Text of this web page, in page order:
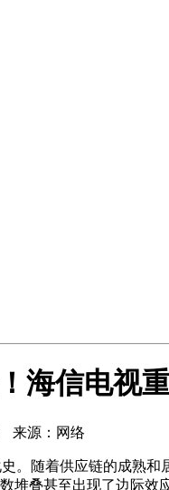
海信电视
来源：网络
。随着供应链的成熟
堆叠甚至出现了边际效